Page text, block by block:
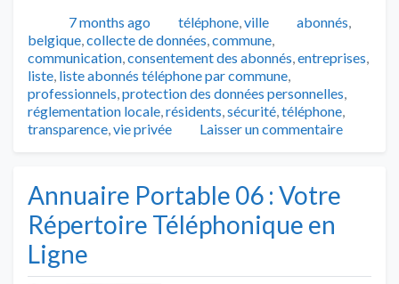
Publié7 months ago Catégories
téléphone,ville Tags
abonnés,
belgique,collecte de données,commune,
communication,consentement des abonnés,entreprises,
liste, liste abonnés téléphone par commune,
professionnels,protection des données personnelles,
réglementation locale,résidents,sécurité,téléphone,
transparence,vie privée Laisser un commentaire
Annuaire Portable 06 : Votre
Répertoire Téléphonique en
Ligne